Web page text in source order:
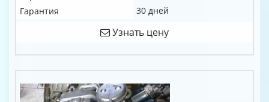
Гарантия
30 дней
Узнать цену